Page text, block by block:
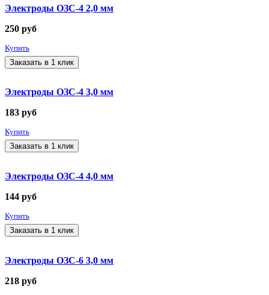
Электроды ОЗС-4 2,0 мм
250 руб
Купить
Заказать в 1 клик
Электроды ОЗС-4 3,0 мм
183 руб
Купить
Заказать в 1 клик
Электроды ОЗС-4 4,0 мм
144 руб
Купить
Заказать в 1 клик
Электроды ОЗС-6 3,0 мм
218 руб